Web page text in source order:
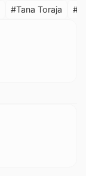
#Tana Toraja